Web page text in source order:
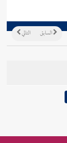
التالي السابق